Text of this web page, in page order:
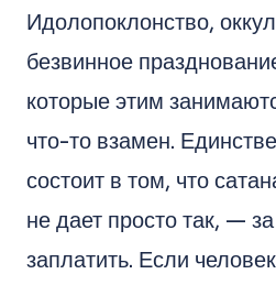
Идолопоклонство,
безвинное
которые этим
что-то взамен.
состоит в том, что
не дает просто так, —
заплатить. Если